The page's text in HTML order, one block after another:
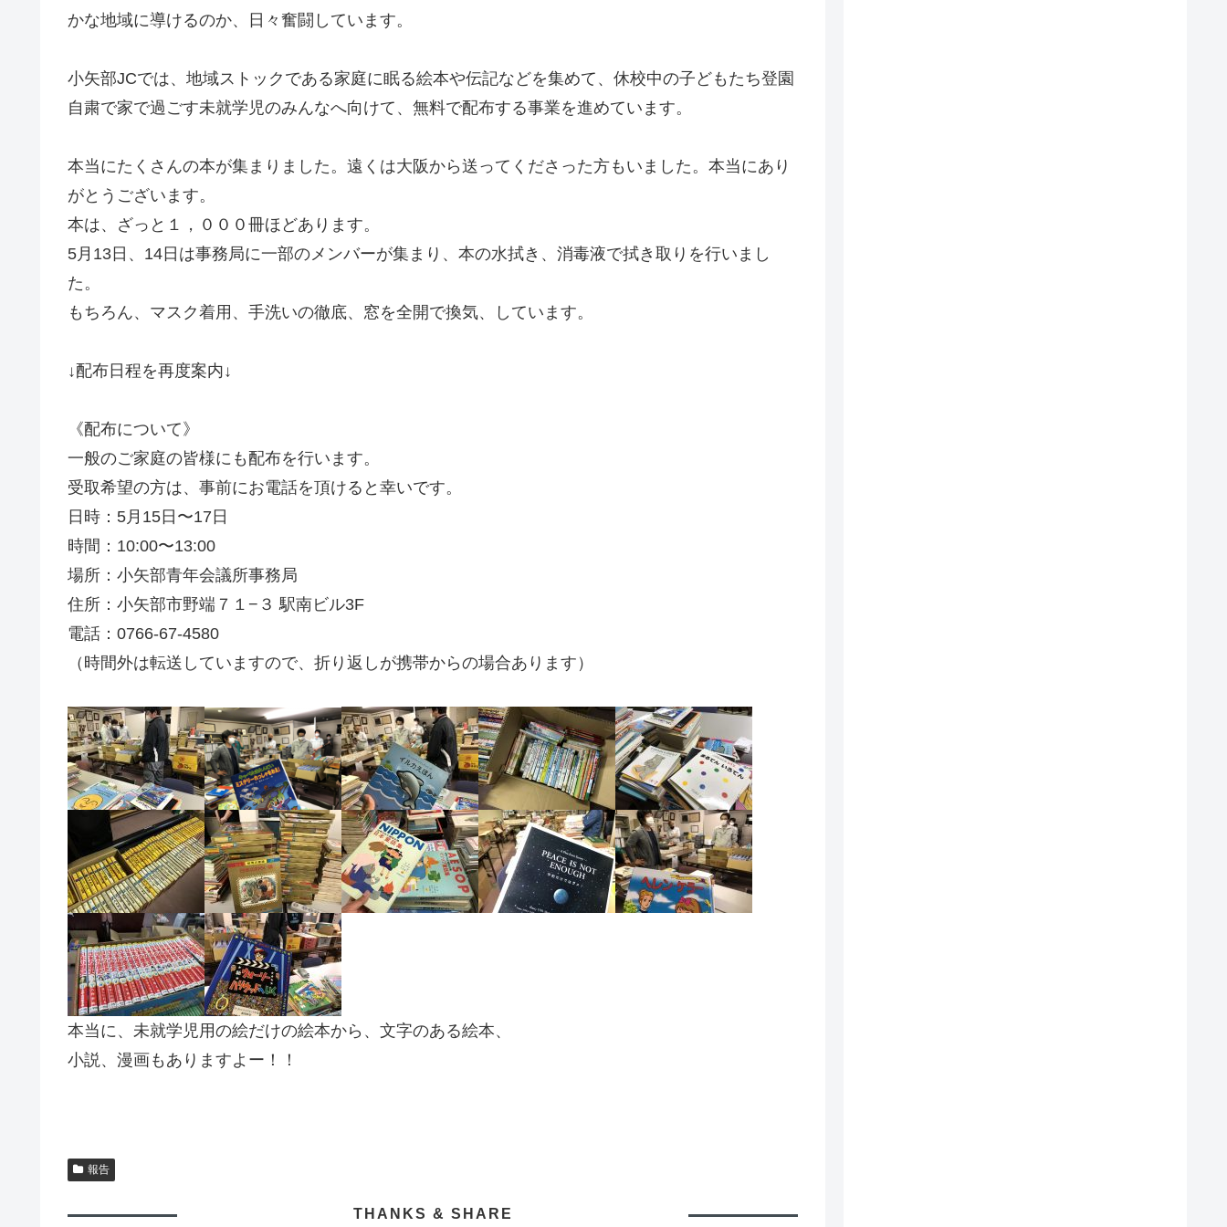
かな地域に導けるのか、日々奮闘しています。
小矢部JCでは、地域ストックである家庭に眠る絵本や伝記などを集めて、休校中の子どもたち登園
自粛で家で過ごす未就学児のみんなへ向けて、無料で配布する事業を進めています。
本当にたくさんの本が集まりました。遠くは大阪から送ってくださった方もいました。本当にあり
がとうございます。
本は、ざっと１，０００冊ほどあります。
5月13日、14日は事務局に一部のメンバーが集まり、本の水拭き、消毒液で拭き取りを行いまし
た。
もちろん、マスク着用、手洗いの徹底、窓を全開で換気、しています。
↓配布日程を再度案内↓
《配布について》
一般のご家庭の皆様にも配布を行います。
受取希望の方は、事前にお電話を頂けると幸いです。
日時：5月15日〜17日
時間：10:00〜13:00
場所：小矢部青年会議所事務局
住所：小矢部市野端７１−３ 駅南ビル3F
電話：0766-67-4580
（時間外は転送していますので、折り返しが携帯からの場合あります）
本当に、未就学児用の絵だけの絵本から、文字のある絵本、
小説、漫画もありますよー！！
報告
THANKS & SHARE